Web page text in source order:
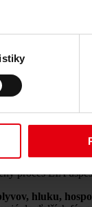
posudzovania
za strategickú
proces EIA
hluku,